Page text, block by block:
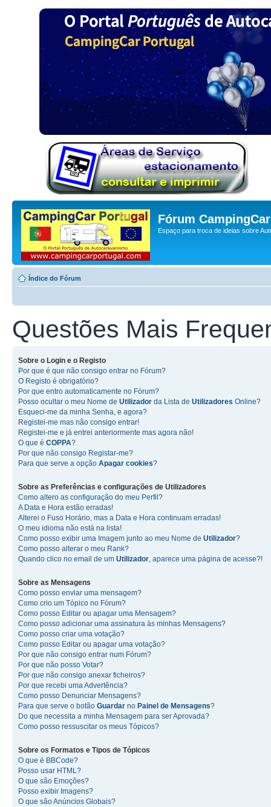
Fórum
Espaço para troca de ideias sobre
Índice do Fórum
Questões Mais
Sobre o Login e o Registo
Por que é que não consigo entrar no Fórum?
O Registo é obrigatório?
Por que entro automaticamente no Fórum?
Posso ocultar o meu Nome de Utilizador da Lista de Utilizadores Online?
Esqueci-me da minha Senha, e agora?
Registei-me mas não consigo entrar!
Registei-me e já entrei anteriormente mas agora não!
O que é COPPA?
Por que não consigo Registar-me?
Para que serve a opção Apagar cookies?
Sobre as Preferências e configurações de Utilizadores
Como altero as configuração do meu Perfil?
A Data e Hora estão erradas!
Alterei o Fuso Horário, mas a Data e Hora continuam erradas!
O meu idioma não está na lista!
Como posso exibir uma Imagem junto ao meu Nome de Utilizador?
Como posso alterar o meu Rank?
Quando clico no email de um Utilizador, aparece uma página de acesse?!
Sobre as Mensagens
Como posso enviar uma mensagem?
Como crio um Tópico no Fórum?
Como posso Editar ou apagar uma Mensagem?
Como posso adicionar uma assinatura às minhas Mensagens?
Como posso criar uma votação?
Como posso Editar ou apagar uma votação?
Por que não consigo entrar num Fórum?
Por que não posso Votar?
Por que não consigo anexar ficheiros?
Por que recebi uma Advertência?
Como posso Denunciar Mensagens?
Para que serve o botão Guardar no Painel de Mensagens?
Do que necessita a minha Mensagem para ser Aprovada?
Como posso ressuscitar os meus Tópicos?
Sobre os Formatos e Tipos de Tópicos
O que é BBCode?
Posso usar HTML?
O que são Emoções?
Posso exibir Imagens?
O que são Anúncios Globais?